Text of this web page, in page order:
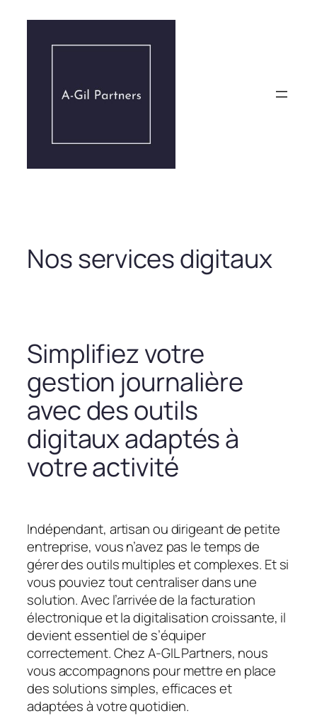
contenu
Nos services digitaux
Simplifiez votre
gestion journalière
avec des outils
digitaux adaptés à
votre activité
Indépendant, artisan ou dirigeant de petite
entreprise, vous n’avez pas le temps de
gérer des outils multiples et complexes. Et si
vous pouviez tout centraliser dans une
solution. Avec l’arrivée de la facturation
électronique et la digitalisation croissante, il
devient essentiel de s’équiper
correctement. Chez A-GIL Partners, nous
vous accompagnons pour mettre en place
des solutions simples, efficaces et
adaptées à votre quotidien.